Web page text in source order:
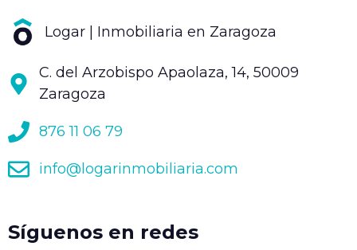
Logar | Inmobiliaria en Zaragoza
C. del Arzobispo Apaolaza, 14, 50009
Zaragoza
876 11 06 79
info@logarinmobiliaria.com
Síguenos en redes